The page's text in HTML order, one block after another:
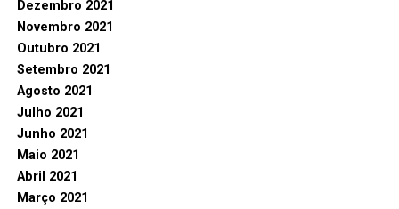
Dezembro 2021
Novembro 2021
Outubro 2021
Setembro 2021
Agosto 2021
Julho 2021
Junho 2021
Maio 2021
Abril 2021
Março 2021